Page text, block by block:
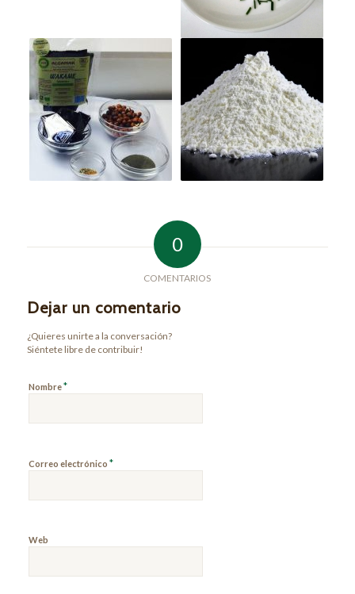
0
COMENTARIOS
Dejar un comentario
¿Quieres unirte a la conversación?
Siéntete libre de contribuir!
Nombre*
Correo electrónico *
Web